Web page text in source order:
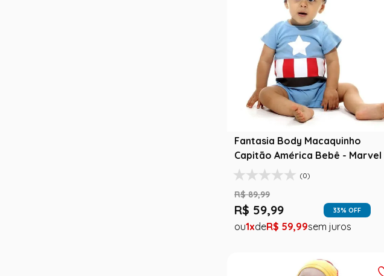
Fantasia Body Macaquinho
Capitão América Bebê - Marvel
(0)
R$ 89,99
R$ 59,99 33% OFF
1 R$ 59,99